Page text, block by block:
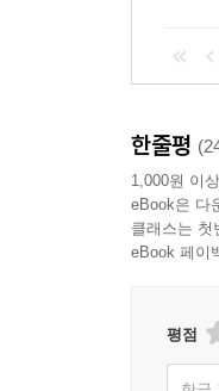
한줄평
1,000원 이
eBook은 다
클래스는 첫
eBook 페이
평점